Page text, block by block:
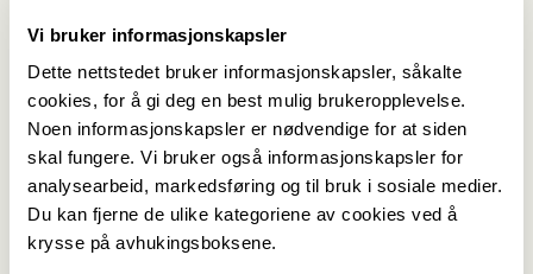
Vi bruker informasjonskapsler
Dette nettstedet bruker informasjonskapsler, såkalte
cookies, for å gi deg en best mulig brukeropplevelse.
Noen informasjonskapsler er nødvendige for at siden
skal fungere. Vi bruker også informasjonskapsler for
analysearbeid, markedsføring og til bruk i sosiale medier.
Du kan fjerne de ulike kategoriene av cookies ved å
krysse på avhukingsboksene.
Medlemskap ->
Lønn og tariff ->
Kontakt oss ->
For tillitsvalgte